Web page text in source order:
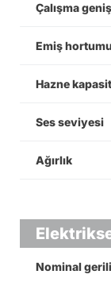
Çalışma
Emiş hortumu
Hazne
Ses seviyesi
Ağırlık
Nominal